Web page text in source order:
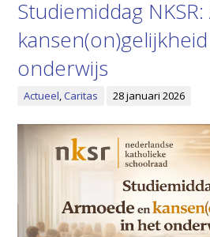
Studiemiddag
onderwijs
Actueel,Caritas 28 januari 2026